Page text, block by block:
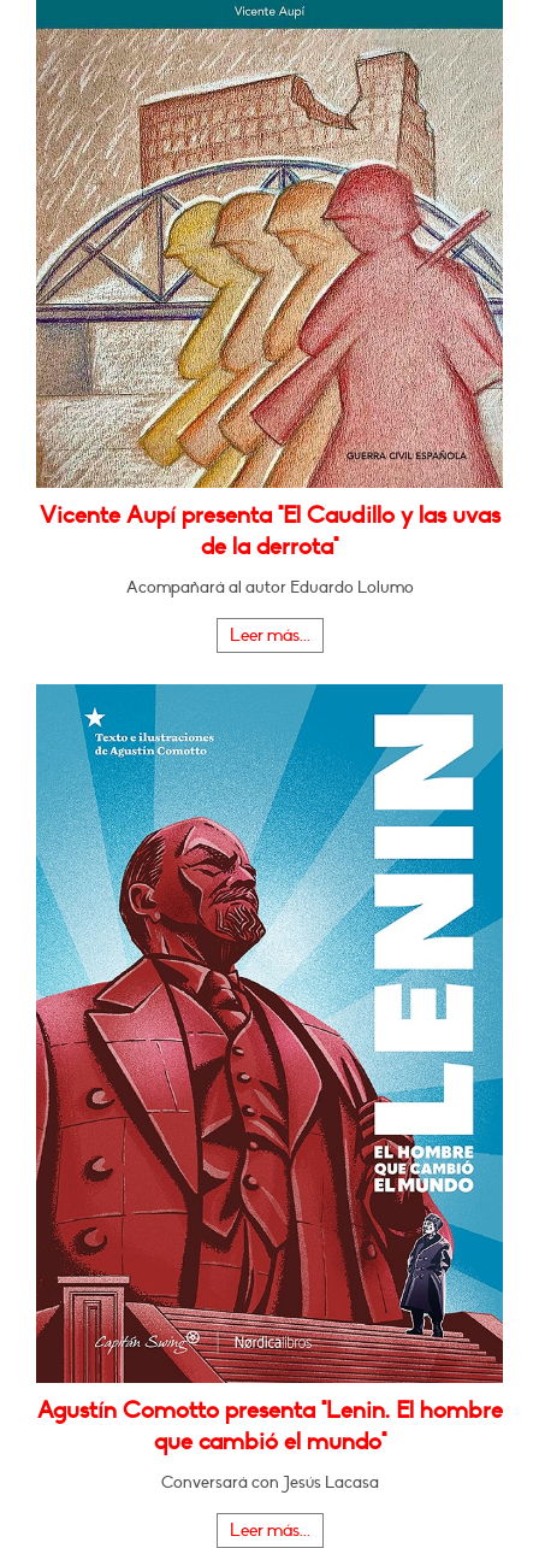
Vicente Aupí presenta "El Caudillo y las uvas
de la derrota"
Acompañará al autor Eduardo Lolumo
Leer más...
Agustín Comotto presenta "Lenin. El hombre
que cambió el mundo"
Conversará con Jesús Lacasa
Leer más...